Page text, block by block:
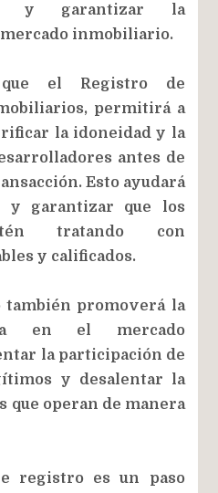
y garantizar la
inmobiliario.
el Registro de
permitirá a
la idoneidad y la
antes de
Esto ayudará
y garantizar que los
tratando con
y calificados.
también promoverá la
en el mercado
la participación de
y desalentar la
que operan de manera
registro es un paso